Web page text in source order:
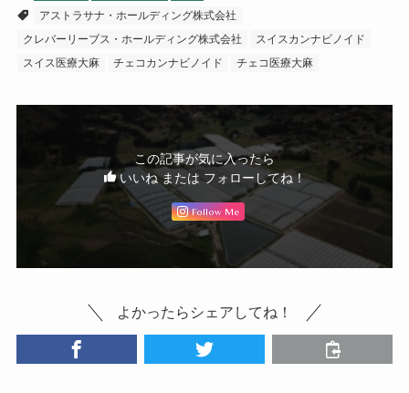
アストラサナ・ホールディング株式会社
クレバーリーブス・ホールディング株式会社
スイスカンナビノイド
スイス医療大麻
チェコカンナビノイド チェコ医療大麻
この記事が気に入ったら
いいね または フォローしてね！
Follow Me
よかったらシェアしてね！